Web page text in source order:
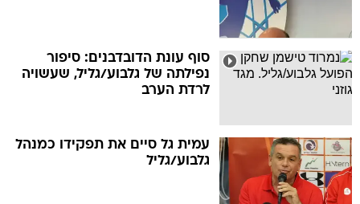
סוף עונת הדובדבנים: סיפור
נפילתה של גלבוע/גליל, שעשויה
לרדת הערב
עמית גל סיים את תפקידו כמנהל
גלבוע/גליל